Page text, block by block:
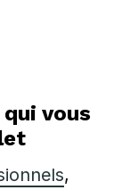
vous
,